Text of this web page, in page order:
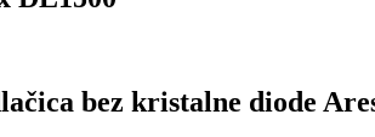
bez kristalne diode